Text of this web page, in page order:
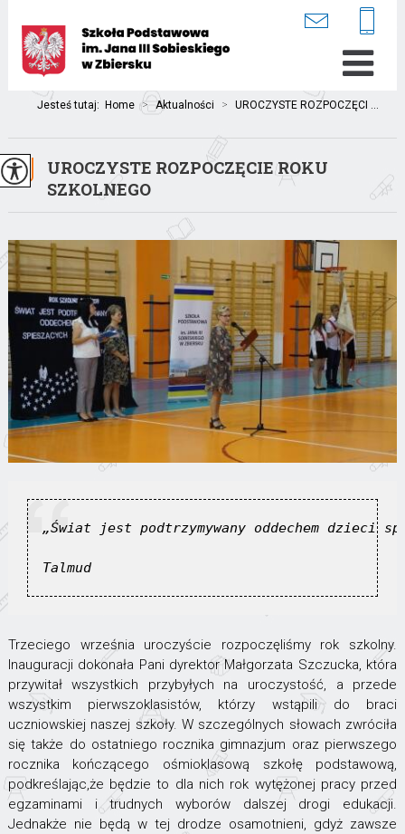
Jesteś tutaj: Home > Aktualności > UROCZYSTE ROZPOCZĘCI ...
UROCZYSTE ROZPOCZĘCIE ROKU
SZKOLNEGO
„Świat jest podtrzymywany oddechem dzieci
Talmud
Trzeciego września uroczyście rozpoczęliśmy rok szkolny.
Inauguracji dokonała Pani dyrektor Małgorzata Szczucka, która
przywitał wszystkich przybyłych na uroczystość, a przede
wszystkim pierwszoklasistów, którzy wstąpili do braci
uczniowskiej naszej szkoły. W szczególnych słowach zwróciła
się także do ostatniego rocznika gimnazjum oraz pierwszego
rocznika kończącego ośmioklasową szkołę podstawową,
podkreślając,że będzie to dla nich rok wytężonej pracy przed
egzaminami i trudnych wyborów dalszej drogi edukacji.
Jednakże nie będą w tej drodze osamotnieni, gdyż zawsze